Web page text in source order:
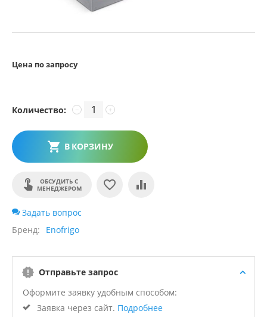
Цена по запросу
Количество: +
−
В КОРЗИНУ
ОБСУДИТЬ С
МЕНЕДЖЕРОМ
Задать вопрос
Бренд
Enofrigo
Отправьте запрос
Оформите заявку удобным способом:
Заявка через сайт. Подробнее